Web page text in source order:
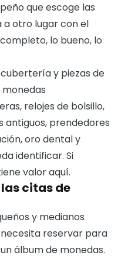
que escoge las
a otro lugar con el
lo bueno, lo
y piezas de
relojes de bolsillo,
antiguos, prendedores
oro dental y
identificar. Si
valor aquí.
citas de
y medianos
reservar para
álbum de monedas.